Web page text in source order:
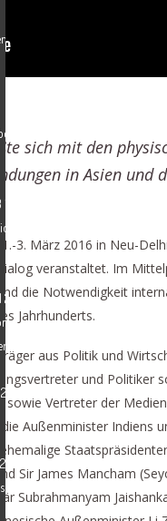
sich mit den
in Asien und
3. März 2016 in Neu-
veranstaltet. Im
die Notwendigkeit
Jahrhunderts.
aus Politik und
und Politiker
sowie Vertreter der
Außenminister Indiens
Sir James Mancham
Subrahmanyam
–
2023
auf